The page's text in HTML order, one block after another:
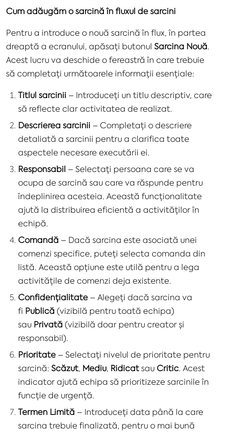
Cum adăugăm o sarcină în fluxul de sarcini
Pentru a introduce o nouă sarcină în flux, în partea
dreaptă a ecranului, apăsați butonul Sarcina Nouă.
Acest lucru va deschide o fereastră în care trebuie
să completați următoarele informații esențiale:
Titlul sarcinii – Introduceți un titlu descriptiv, care
să reflecte clar activitatea de realizat.
Descrierea sarcinii – Completați o descriere
detaliată a sarcinii pentru a clarifica toate
aspectele necesare executării ei.
Responsabil – Selectați persoana care se va
ocupa de sarcină sau care va răspunde pentru
îndeplinirea acesteia. Această funcționalitate
ajută la distribuirea eficientă a activităților în
echipă.
Comandă – Dacă sarcina este asociată unei
comenzi specifice, puteți selecta comanda din
listă. Această opțiune este utilă pentru a lega
activitățile de comenzi deja existente.
Confidențialitate – Alegeți dacă sarcina va
fi Publică (vizibilă pentru toată echipa)
sau Privată (vizibilă doar pentru creator și
responsabil).
Prioritate – Selectați nivelul de prioritate pentru
sarcină: Scăzut, Mediu, Ridicat sau Critic. Acest
indicator ajută echipa să prioritizeze sarcinile în
funcție de urgență.
Termen Limită – Introduceți data până la care
sarcina trebuie finalizată, pentru o mai bună